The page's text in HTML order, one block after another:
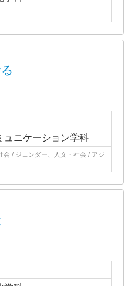
ュニケーション学科
会 / ジェンダー、人文・社会 / アジ